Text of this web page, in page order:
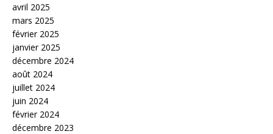
avril 2025
mars 2025
février 2025
janvier 2025
décembre 2024
août 2024
juillet 2024
juin 2024
février 2024
décembre 2023